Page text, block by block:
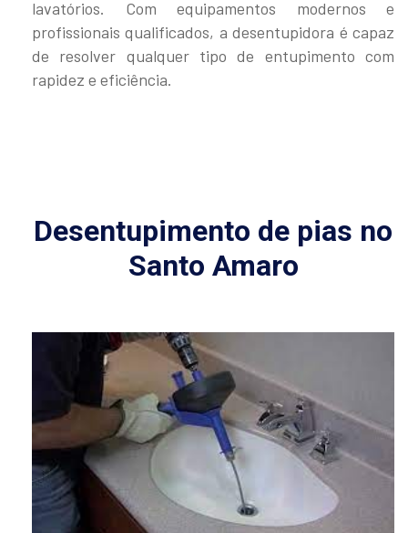
lavatórios. Com equipamentos modernos e
profissionais qualificados, a desentupidora é capaz
de resolver qualquer tipo de entupimento com
rapidez e eficiência.
Desentupimento de pias no
Santo Amaro